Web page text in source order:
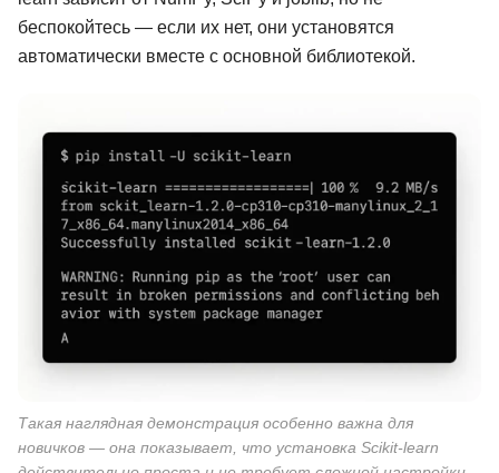
беспокойтесь — если их нет, они установятся
автоматически вместе с основной библиотекой.
Такая наглядная демонстрация особенно важна для
новичков — она показывает, что установка Scikit-learn
+
Профессия Python-
разработчик + ИИ
Python-